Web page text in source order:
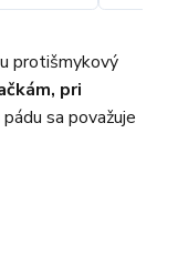
protišmykový
pri
sa považuje